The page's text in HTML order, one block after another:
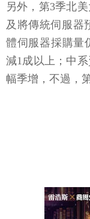
另外，第3季北
及將傳統伺服器
體伺服器採購量
減1成以上；中
幅季增，不過，